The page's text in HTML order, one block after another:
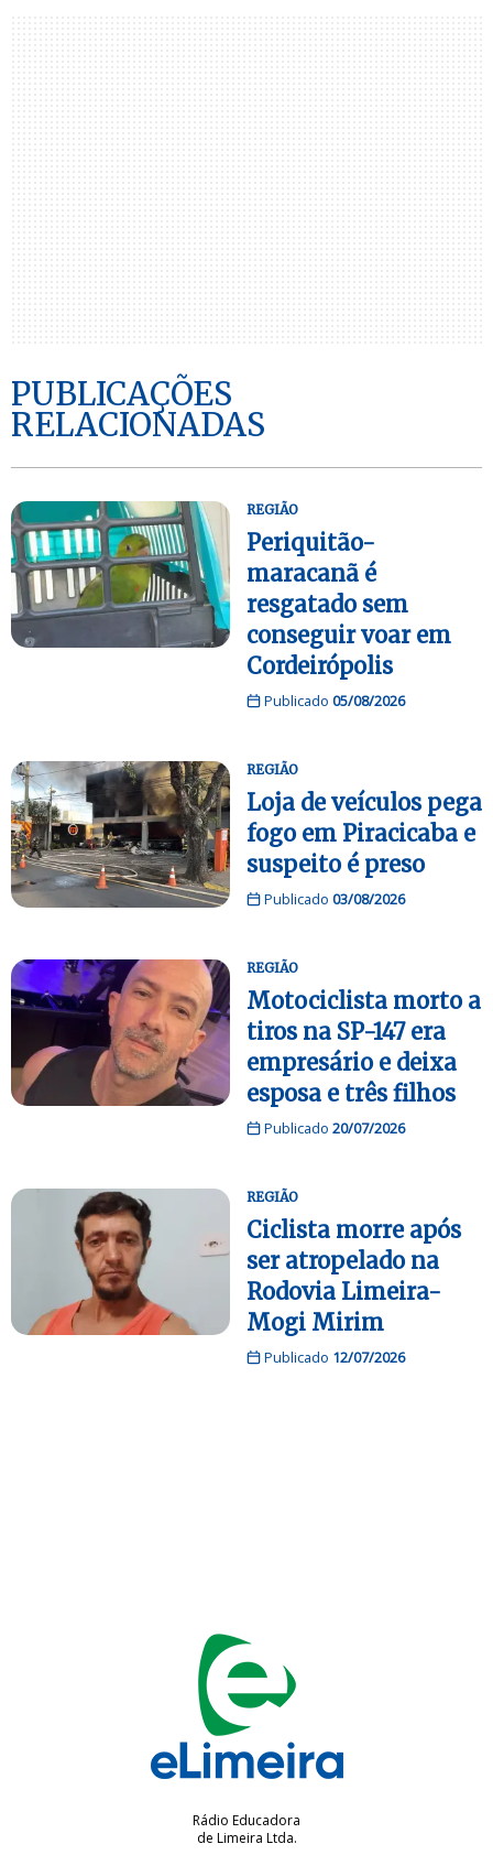
PUBLICAÇÕES
RELACIONADAS
REGIÃO
Periquitão-
maracanã é
resgatado sem
conseguir voar em
Cordeirópolis
Publicado 05/08/2026
REGIÃO
Loja de veículos pega
fogo em Piracicaba e
suspeito é preso
Publicado 03/08/2026
REGIÃO
Motociclista morto a
tiros na SP-147 era
empresário e deixa
esposa e três filhos
Publicado 20/07/2026
REGIÃO
Ciclista morre após
ser atropelado na
Rodovia Limeira-
Mogi Mirim
Publicado 12/07/2026
Rádio Educadora
de Limeira Ltda.